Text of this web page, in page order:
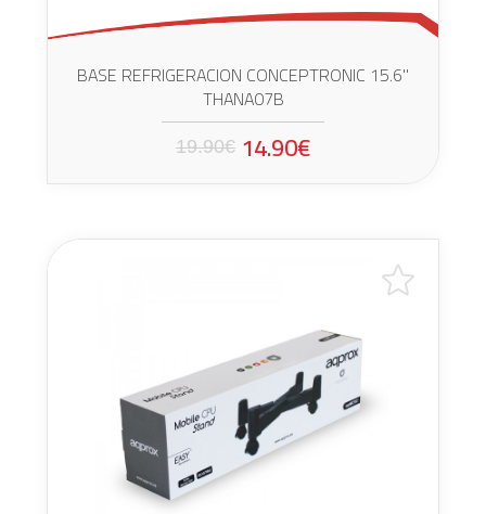
BASE REFRIGERACION CONCEPTRONIC 15.6"
THANA07B
19.90€ 14.90€